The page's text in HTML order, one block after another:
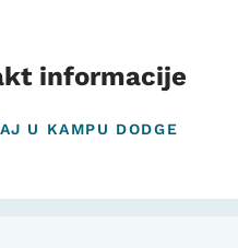
informacije
U KAMPU DODGE